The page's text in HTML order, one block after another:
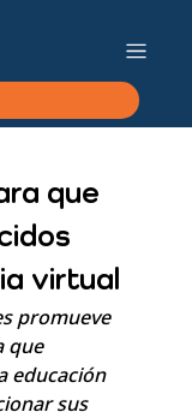
que
virtual
promueve
que
educación
sus